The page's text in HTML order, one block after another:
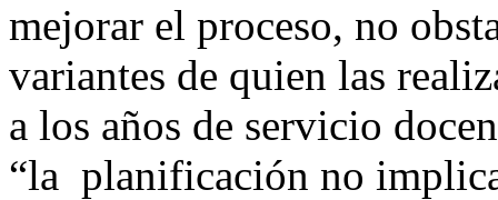
mejorar el proceso, no
variantes de quien las
a los años de servicio
“la planificación no